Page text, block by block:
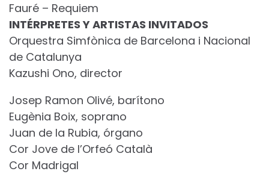
Fauré – Requiem
INTÉRPRETES Y ARTISTAS INVITADOS
Orquestra Simfònica de Barcelona i Nacional
de Catalunya
Kazushi Ono, director
Josep Ramon Olivé, barítono
Eugènia Boix, soprano
Juan de la Rubia, órgano
Cor Jove de l’Orfeó Català
Cor Madrigal